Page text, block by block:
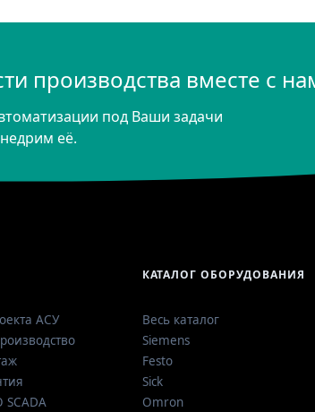
производства вместе с
под Ваши задачи
её.
АСУ
SCADA
КАТАЛОГ ОБОРУДОВАНИЯ
Весь каталог
Siemens
Festo
Sick
Omron